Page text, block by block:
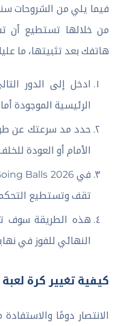
فيما يلي من الشروحات
هاتفك بعد تثبيتها، ما
ادخل إلى الدور
الرئيسية الموجودة
حدد مد سرعتك عن
الأمام أو العودة
تقف وتستطيع التحكم
هذه الطريقة سوف
النهائي للفوز في
كيفية تغيير كرة لعبة Going Balls؟
الانتصار دومًا